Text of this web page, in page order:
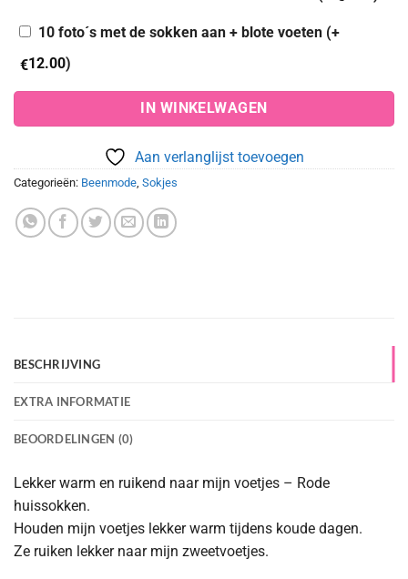
10 foto´s met de sokken aan + blote voeten (+
€12.00)
IN WINKELWAGEN
Aan verlanglijst toevoegen
Categorieën: Beenmode Sokjes
BESCHRIJVING
EXTRA INFORMATIE
BEOORDELINGEN (0)
Lekker warm en ruikend naar mijn voetjes – Rode
huissokken.
Houden mijn voetjes lekker warm tijdens koude dagen.
Ze ruiken lekker naar mijn zweetvoetjes.